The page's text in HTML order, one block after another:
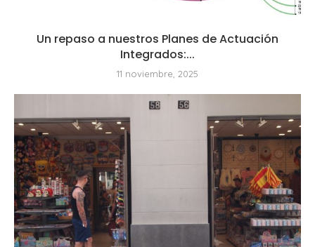
Un repaso a nuestros Planes de Actuación
Integrados:...
11 noviembre, 2025